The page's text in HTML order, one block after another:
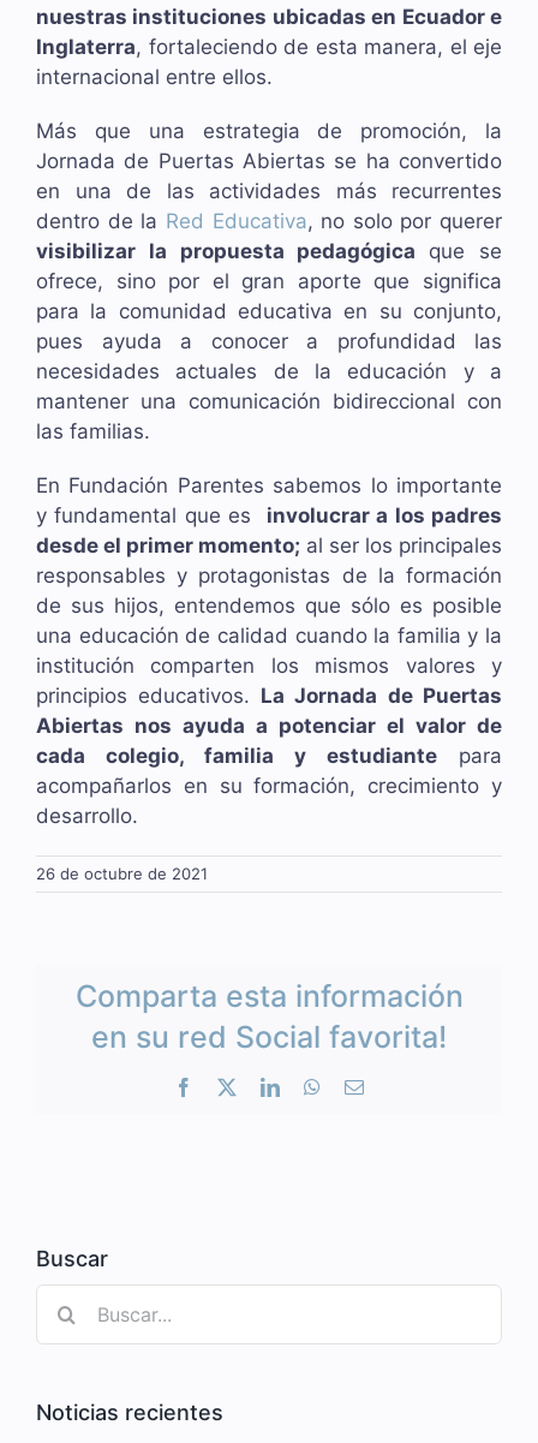
nuestras instituciones ubicadas en Ecuador e
Inglaterra, fortaleciendo de esta manera, el eje
internacional entre ellos.
Más que una estrategia de promoción, la
Jornada de Puertas Abiertas se ha convertido
en una de las actividades más recurrentes
dentro de la Red Educativa, no solo por querer
visibilizar la propuesta pedagógica que se
ofrece, sino por el gran aporte que significa
para la comunidad educativa en su conjunto,
pues ayuda a conocer a profundidad las
necesidades actuales de la educación y a
mantener una comunicación bidireccional con
las familias.
En Fundación Parentes sabemos lo importante
y fundamental que es involucrar a los padres
desde el primer momento; al ser los principales
responsables y protagonistas de la formación
de sus hijos, entendemos que sólo es posible
una educación de calidad cuando la familia y la
institución comparten los mismos valores y
principios educativos. La Jornada de Puertas
Abiertas nos ayuda a potenciar el valor de
cada colegio, familia y estudiante para
acompañarlos en su formación, crecimiento y
desarrollo.
26 de octubre de 2021
Comparta esta información
en su red Social favorita!
Facebook LinkedInWhatsApp
Correo
Buscar
Noticias recientes